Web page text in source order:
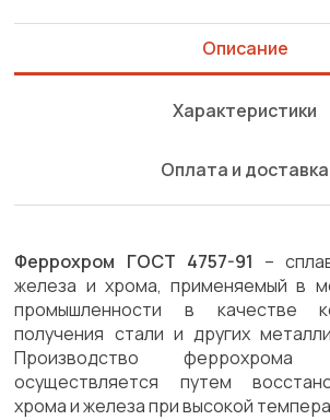
Описание
Характеристики
Оплата и доставка
Феррохром ГОСТ 4757-91 –
железа и хрома, применяемый в
промышленности в качестве
получения стали и других
Производство
осуществляется путем
хрома и железа при высокой